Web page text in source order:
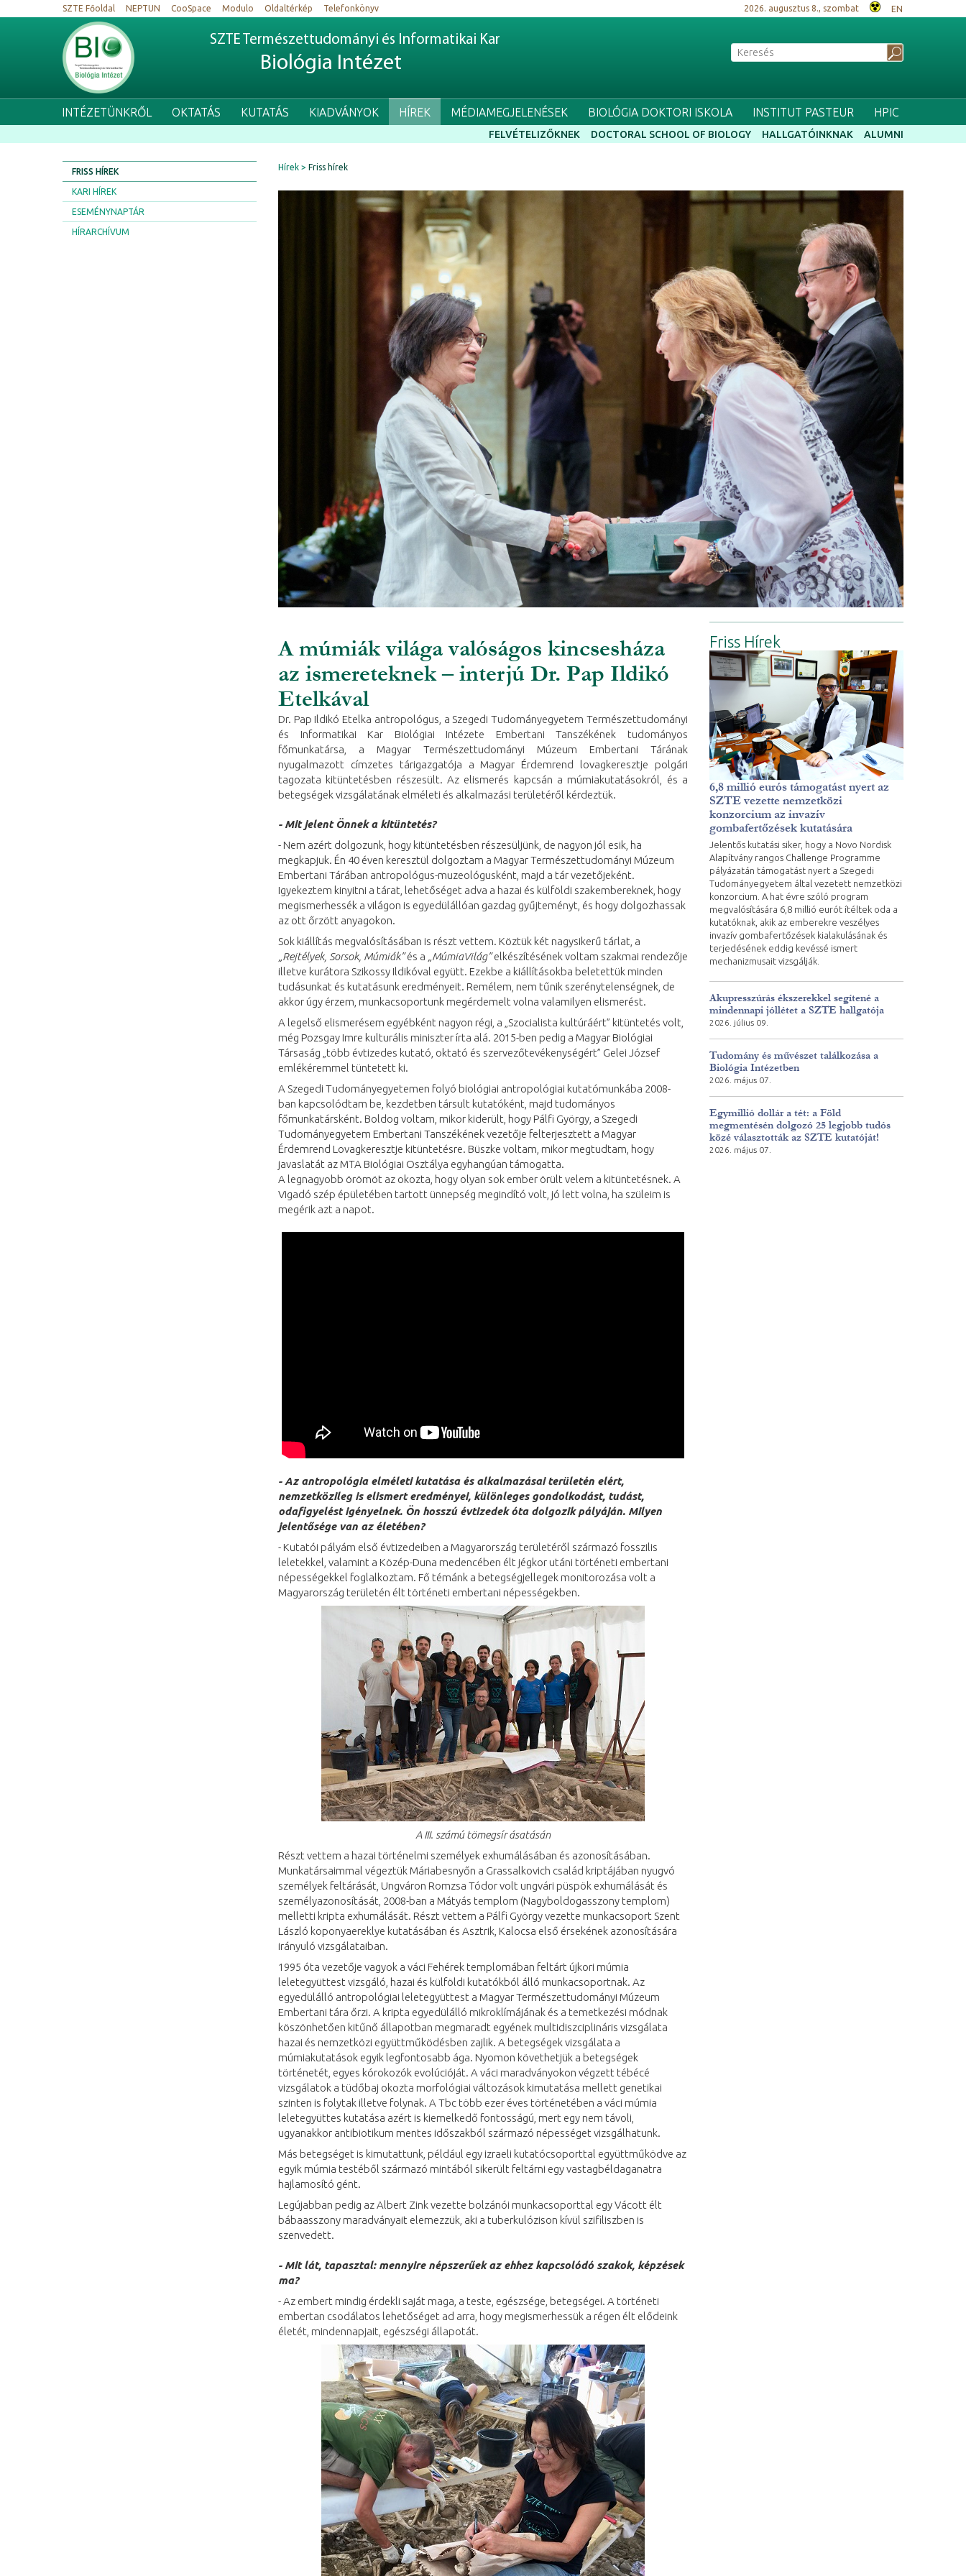
SZTE Főoldal NEPTUN CooSpace Modulo Oldaltérkép Telefonkönyv 2026. augusztus 8., szombat EN
SZTE Természettudományi és Informatikai Kar
Biológia Intézet
INTÉZETÜNKRŐL OKTATÁS KUTATÁS KIADVÁNYOK HÍREK MÉDIAMEGJELENÉSEK BIOLÓGIA DOKTORI ISKOLA INSTITUT PASTEUR HPIC
FELVÉTELIZŐKNEK DOCTORAL SCHOOL OF BIOLOGY HALLGATÓINKNAK ALUMNI
FRISS HÍREK
KARI HÍREK
ESEMÉNYNAPTÁR
HÍRARCHÍVUM
Hírek Friss hírek
A múmiák világa valóságos kincsesháza
az ismereteknek – interjú Dr. Pap Ildikó
Etelkával
Dr. Pap Ildikó Etelka antropológus, a Szegedi Tudományegyetem Természettudományi
és Informatikai Kar Biológiai Intézete Embertani Tanszékének tudományos
főmunkatársa, a Magyar Természettudományi Múzeum Embertani Tárának
nyugalmazott címzetes tárigazgatója a Magyar Érdemrend lovagkeresztje polgári
tagozata kitüntetésben részesült. Az elismerés kapcsán a múmiakutatásokról, és a
betegségek vizsgálatának elméleti és alkalmazási területéről kérdeztük.
- Mit jelent Önnek a kitüntetés?
- Nem azért dolgozunk, hogy kitüntetésben részesüljünk, de nagyon jól esik, ha
megkapjuk. Én 40 éven keresztül dolgoztam a Magyar Természettudományi Múzeum
Embertani Tárában antropológus-muzeológusként, majd a tár vezetőjeként.
Igyekeztem kinyitni a tárat, lehetőséget adva a hazai és külföldi szakembereknek, hogy
megismerhessék a világon is egyedülállóan gazdag gyűjteményt, és hogy dolgozhassak
az ott őrzött anyagokon.
Sok kiállítás megvalósításában is részt vettem. Köztük két nagysikerű tárlat, a
„Rejtélyek, Sorsok, Múmiák”és a „MúmiaVilág”elkészítésének voltam szakmai rendezője
illetve kurátora Szikossy Ildikóval együtt. Ezekbe a kiállításokba beletettük minden
tudásunkat és kutatásunk eredményeit. Remélem, nem tűnik szerénytelenségnek, de
akkor úgy érzem, munkacsoportunk megérdemelt volna valamilyen elismerést.
A legelső elismerésem egyébként nagyon régi, a „Szocialista kultúráért” kitüntetés volt,
még Pozsgay Imre kulturális miniszter írta alá. 2015-ben pedig a Magyar Biológiai
Társaság „több évtizedes kutató, oktató és szervezőtevékenységért” Gelei József
emlékéremmel tüntetett ki.
A Szegedi Tudományegyetemen folyó biológiai antropológiai kutatómunkába 2008-
ban kapcsolódtam be, kezdetben társult kutatóként, majd tudományos
főmunkatársként. Boldog voltam, mikor kiderült, hogy Pálfi György, a Szegedi
Tudományegyetem Embertani Tanszékének vezetője felterjesztett a Magyar
Érdemrend Lovagkeresztje kitüntetésre. Büszke voltam, mikor megtudtam, hogy
javaslatát az MTA Biológiai Osztálya egyhangúan támogatta.
A legnagyobb örömöt az okozta, hogy olyan sok ember örült velem a kitüntetésnek. A
Vigadó szép épületében tartott ünnepség megindító volt, jó lett volna, ha szüleim is
megérik azt a napot.
- Az antropológia elméleti kutatása és alkalmazásai területén elért,
nemzetközileg is elismert eredményei, különleges gondolkodást, tudást,
odafigyelést igényelnek. Ön hosszú évtizedek óta dolgozik pályáján. Milyen
jelentősége van az életében?
- Kutatói pályám első évtizedeiben a Magyarország területéről származó fosszilis
leletekkel, valamint a Közép-Duna medencében élt jégkor utáni történeti embertani
népességekkel foglalkoztam. Fő témánk a betegségjellegek monitorozása volt a
Magyarország területén élt történeti embertani népességekben.
A III. számú tömegsír ásatásán
Részt vettem a hazai történelmi személyek exhumálásában és azonosításában.
Munkatársaimmal végeztük Máriabesnyőn a Grassalkovich család kriptájában nyugvó
személyek feltárását, Ungváron Romzsa Tódor volt ungvári püspök exhumálását és
személyazonosítását, 2008-ban a Mátyás templom (Nagyboldogasszony templom)
melletti kripta exhumálását. Részt vettem a Pálfi György vezette munkacsoport Szent
László koponyaereklye kutatásában és Asztrik, Kalocsa első érsekének azonosítására
irányuló vizsgálataiban.
1995 óta vezetője vagyok a váci Fehérek templomában feltárt újkori múmia
leletegyüttest vizsgáló, hazai és külföldi kutatókból álló munkacsoportnak. Az
egyedülálló antropológiai leletegyüttest a Magyar Természettudományi Múzeum
Embertani tára őrzi. A kripta egyedülálló mikroklímájának és a temetkezési módnak
köszönhetően kitűnő állapotban megmaradt egyének multidiszciplináris vizsgálata
hazai és nemzetközi együttműködésben zajlik. A betegségek vizsgálata a
múmiakutatások egyik legfontosabb ága. Nyomon követhetjük a betegségek
történetét, egyes kórokozók evolúcióját. A váci maradványokon végzett tébécé
vizsgálatok a tüdőbaj okozta morfológiai változások kimutatása mellett genetikai
szinten is folytak illetve folynak. A Tbc több ezer éves történetében a váci múmia
leletegyüttes kutatása azért is kiemelkedő fontosságú, mert egy nem távoli,
ugyanakkor antibiotikum mentes időszakból származó népességet vizsgálhatunk.
Más betegséget is kimutattunk, például egy izraeli kutatócsoporttal együttműködve az
egyik múmia testéből származó mintából sikerült feltárni egy vastagbéldaganatra
hajlamosító gént.
Legújabban pedig az Albert Zink vezette bolzánói munkacsoporttal egy Vácott élt
bábaasszony maradványait elemezzük, aki a tuberkulózison kívül szifiliszben is
szenvedett.
- Mit lát, tapasztal: mennyire népszerűek az ehhez kapcsolódó szakok, képzések
ma?
- Az embert mindig érdekli saját maga, a teste, egészsége, betegségei. A történeti
embertan csodálatos lehetőséget ad arra, hogy megismerhessük a régen élt elődeink
életét, mindennapjait, egészségi állapotát.
Friss Hírek
6,8 millió eurós támogatást nyert az
SZTE vezette nemzetközi
konzorcium az invazív
gombafertőzések kutatására
Jelentős kutatási siker, hogy a Novo Nordisk
Alapítvány rangos Challenge Programme
pályázatán támogatást nyert a Szegedi
Tudományegyetem által vezetett nemzetközi
konzorcium. A hat évre szóló program
megvalósítására 6,8 millió eurót ítéltek oda a
kutatóknak, akik az emberekre veszélyes
invazív gombafertőzések kialakulásának és
terjedésének eddig kevéssé ismert
mechanizmusait vizsgálják.
Akupresszúrás ékszerekkel segítené a
mindennapi jóllétet a SZTE hallgatója
2026. július 09.
Tudomány és művészet találkozása a
Biológia Intézetben
2026. május 07.
Egymillió dollár a tét: a Föld
megmentésén dolgozó 25 legjobb tudós
közé választották az SZTE kutatóját!
2026. május 07.